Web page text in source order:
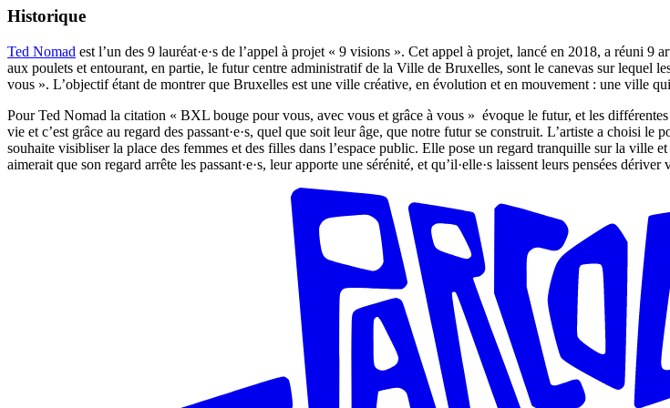
Historique
Ted Nomad est l’un des 9 lauréat·e·s de l’appel à projet « 9 visions ». Cet appel à projet, lancé en 2018, a réuni
aux poulets et entourant, en partie, le futur centre administratif de la Ville de Bruxelles, sont le canevas sur lequel
vous ». L’objectif étant de montrer que Bruxelles est une ville créative, en évolution et en mouvement : une ville
Pour Ted Nomad la citation « BXL bouge pour vous, avec vous et grâce à vous » évoque le futur, et les
vie et c’est grâce au regard des passant·e·s, quel que soit leur âge, que notre futur se construit. L’artiste a choisi
souhaite visibliser la place des femmes et des filles dans l’espace public. Elle pose un regard tranquille sur la ville
aimerait que son regard arrête les passant·e·s, leur apporte une sérénité, et qu’il·elle·s laissent leurs pensées dériver